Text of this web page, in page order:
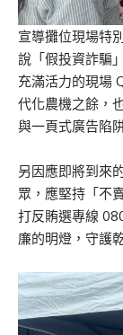
宣導攤位現場特
說「假投資詐騙
充滿活力的現場
代化農機之餘，
與一頁式廣告陷
另因應即將到來
眾，應堅持「不
打反賄選專線
廉的明燈，守護